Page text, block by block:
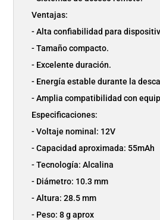
Ventajas:
- Alta confiabilidad para
- Tamaño compacto.
- Excelente duración.
- Energía estable durante la
- Amplia compatibilidad con
Especificaciones:
- Voltaje nominal: 12V
- Capacidad aproximada: 55mAh
- Tecnología: Alcalina
- Diámetro: 10.3 mm
- Altura: 28.5 mm
- Peso: 8 g aprox